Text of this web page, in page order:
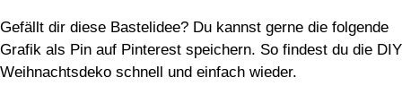
Gefällt dir diese Bastelidee? Du kannst gerne die folgende
Grafik als Pin auf Pinterest speichern. So findest du die DIY
Weihnachtsdeko schnell und einfach wieder.